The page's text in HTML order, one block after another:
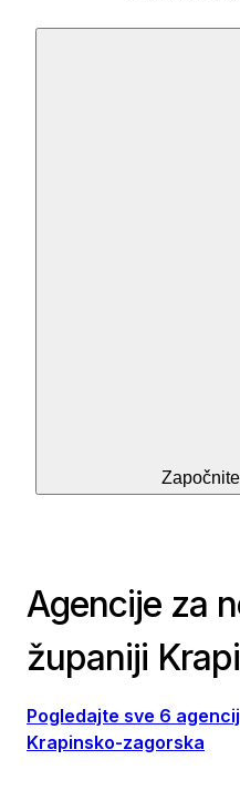
Agencije za
županiji
Pogledajte sve 6
Krapinsko-zagorska